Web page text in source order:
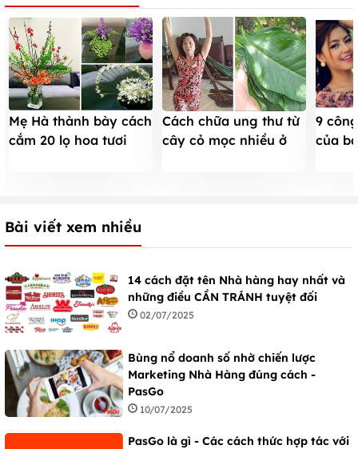
Mẹ Hà thành bày cách
cắm 20 lọ hoa tươi
Cách chữa ung thư từ
cây cỏ mọc nhiều ở
9
của
Bài viết xem nhiều
14 cách đặt tên Nhà hàng hay nhất và
những điều CẦN TRÁNH tuyệt đối
02/07/2025
Bùng nổ doanh số nhờ chiến lược
Marketing Nhà Hàng đúng cách -
PasGo
10/07/2025
PasGo là gì - Các cách thức hợp tác với